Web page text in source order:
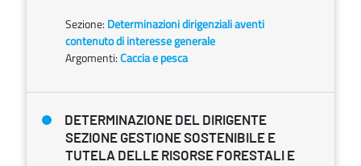
Sezione: Determinazioni dirigenziali aventi
contenuto di interesse generale
Argomenti:Caccia e pesca
DETERMINAZIONE DEL DIRIGENTE
SEZIONE GESTIONE SOSTENIBILE E
TUTELA DELLE RISORSE FORESTALI E